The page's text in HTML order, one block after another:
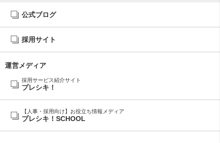
公式ブログ
採用サイト
運営メディア
採用サービス紹介サイト
プレシキ！
【人事・採用向け】お役立ち情報メディア
プレシキ！SCHOOL